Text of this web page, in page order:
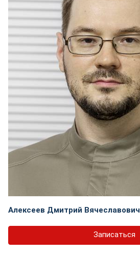
Алексеев Дмитрий Вячеславович
Записаться